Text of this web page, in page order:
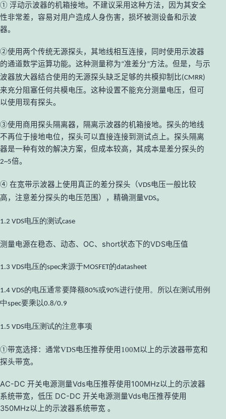
① 浮动示波器的机箱接地。不建议采用这种方法，因为其安全
性非常差，容易对用户造成人身伤害，损坏被测设备和示波
器。
②使用两个传统无源探头，其地线相互连接，同时使用示波器
的通道数学运算功能。这种测量称为“准差分”方法。但是，与示
波器放大器结合使用的无源探头缺乏足够的共模抑制比(CMRR)
来充分阻塞任何共模电压。这种设置不能充分测量电压，但可
以使用现有探头。
③使用商用探头隔离器，隔离示波器的机箱接地。探头的地线
不再位于接地电位，探头可以直接连接到测试点上。探头隔离
器是一种有效的解决方案，但成本较高，其成本是差分探头的
2~5倍。
④ 在宽带示波器上使用真正的差分探头（VDS电压一般比较
高，注意差分探头的电压范围），精确测量VDS。
1.2 VDS电压的测试case
测量电源在稳态、动态、OC、short状态下的VDS电压值
1.3 VDS电压的spec来源于MOSFET的datasheet
1.4 VDS的电压通常要降额80%或90%进行使用。所以在测试用例
中spec要乘以0.8/0.9
1.5 VDS电压测试的注意事项
①带宽选择：通常VDS电压推荐使用100M以上的示波器带宽和
探头带宽。
AC-DC 开关电源测量Vds电压推荐使用100MHz以上的示波器
系统带宽，低压 DC-DC 开关电源测量Vds电压推荐使用
350MHz以上的示波器系统带宽 。